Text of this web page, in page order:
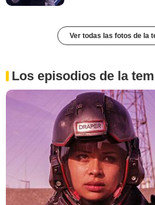
Ver todas las fotos de la
Los episodios de la